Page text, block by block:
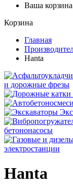
Ваша
Корзина
Главная
Hanta
и дорожные фрезы
бетононасосы
электростанции
Hanta